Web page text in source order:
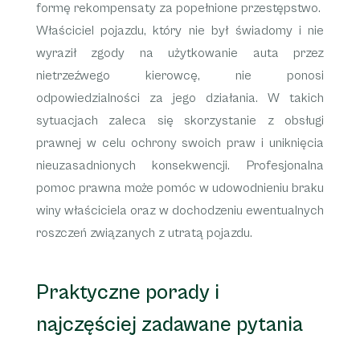
formę rekompensaty za popełnione przestępstwo.
Właściciel pojazdu, który nie był świadomy i nie
wyraził zgody na użytkowanie auta przez
nietrzeźwego kierowcę, nie ponosi
odpowiedzialności za jego działania. W takich
sytuacjach zaleca się skorzystanie z obsługi
prawnej w celu ochrony swoich praw i uniknięcia
nieuzasadnionych konsekwencji. Profesjonalna
pomoc prawna może pomóc w udowodnieniu braku
winy właściciela oraz w dochodzeniu ewentualnych
roszczeń związanych z utratą pojazdu.
Praktyczne porady i
najczęściej zadawane pytania